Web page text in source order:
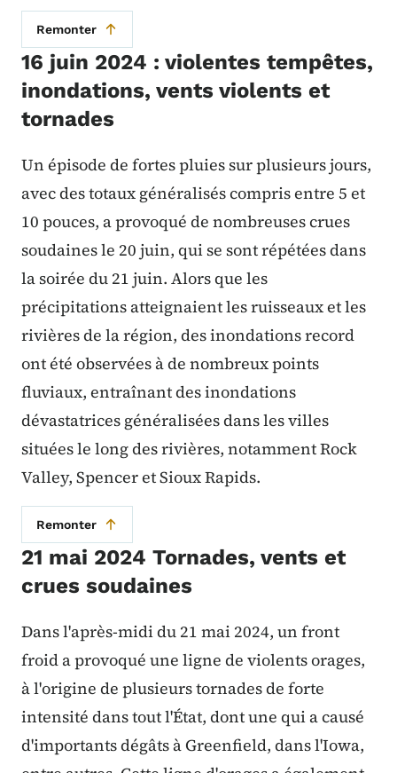
Remonter
16 juin 2024 : violentes tempêtes,
inondations, vents violents et
tornades
Un épisode de fortes pluies sur plusieurs jours,
avec des totaux généralisés compris entre 5 et
10 pouces, a provoqué de nombreuses crues
soudaines le 20 juin, qui se sont répétées dans
la soirée du 21 juin. Alors que les
précipitations atteignaient les ruisseaux et les
rivières de la région, des inondations record
ont été observées à de nombreux points
fluviaux, entraînant des inondations
dévastatrices généralisées dans les villes
situées le long des rivières, notamment Rock
Valley, Spencer et Sioux Rapids.
Remonter
21 mai 2024 Tornades, vents et
crues soudaines
Dans l'après-midi du 21 mai 2024, un front
froid a provoqué une ligne de violents orages,
à l'origine de plusieurs tornades de forte
intensité dans tout l'État, dont une qui a causé
d'importants dégâts à Greenfield, dans l'Iowa,